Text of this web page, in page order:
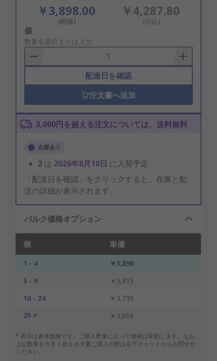
￥3,898.00
(税抜)
￥4,287.80
(税込)
Add
to
Basket
個
数量を選択または入力
配達日を確認
注文書へ追加
3,000円を超える注文については、送料無料
在庫あり
2 は 2026年8月10日 に入荷予定
「配達日を確認」をクリックすると、在庫と配
送の詳細が表示されます。
バルク価格オプション
個 単価
1 - 4
￥3,898
5 - 9
￥3,815
10 - 24
￥3,739
25 +
￥3,666
* 表示は参考価格です。ご購入数量によって価格は変動します。なお、
上記数量を大きく超える大量ご購入の際は右下チャットからお問合せ
ください。